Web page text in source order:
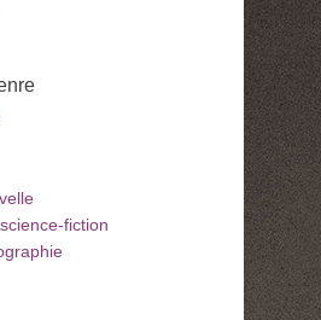
fiction